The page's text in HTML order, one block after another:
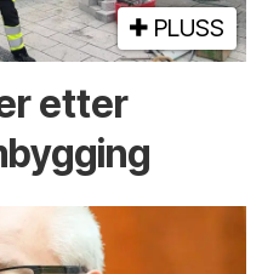
PLUSS
etter